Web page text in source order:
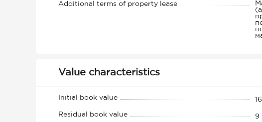
Additional terms of property lease
Value characteristics
Initial book value
Residual book value 9